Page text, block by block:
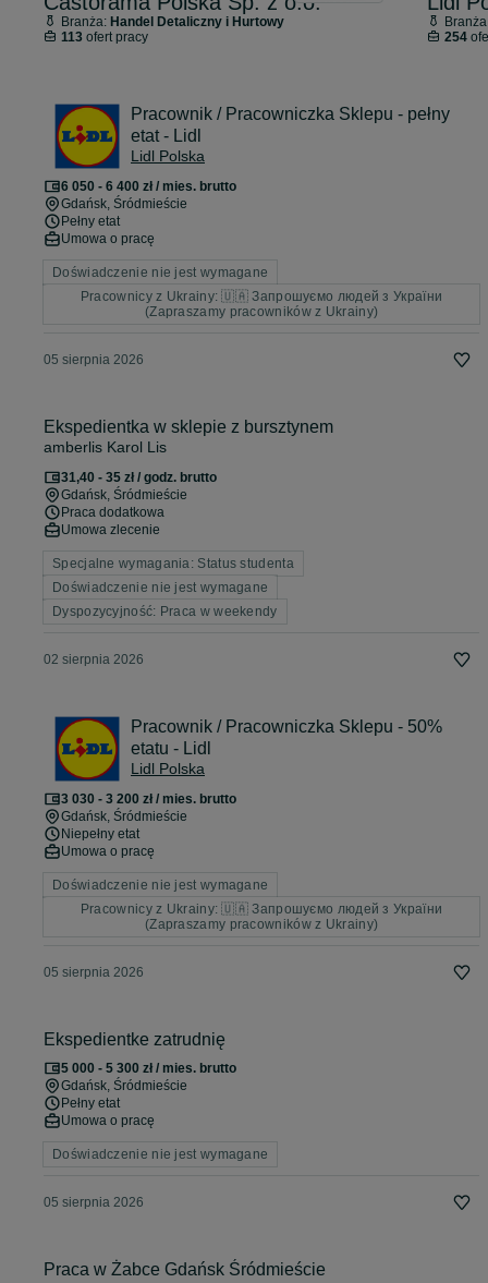
Branża: Handel Detaliczny i Hurtowy
113ofert pracy
254
Pracownik / Pracowniczka Sklepu - pełny
etat - Lidl
Lidl Polska
6 050 - 6 400 zł / mies. brutto
Gdańsk, Śródmieście
Pełny etat
Umowa o pracę
Doświadczenie nie jest wymagane
Pracownicy z Ukrainy: 🇺🇦 Запрошуємо людей з України
(Zapraszamy pracowników z Ukrainy)
05 sierpnia 2026
Ekspedientka w sklepie z bursztynem
amberlis Karol Lis
31,40 - 35 zł / godz. brutto
Gdańsk, Śródmieście
Praca dodatkowa
Umowa zlecenie
Specjalne wymagania: Status studenta
Doświadczenie nie jest wymagane
Dyspozycyjność: Praca w weekendy
02 sierpnia 2026
Pracownik / Pracowniczka Sklepu - 50%
etatu - Lidl
Lidl Polska
3 030 - 3 200 zł / mies. brutto
Gdańsk, Śródmieście
Niepełny etat
Umowa o pracę
Doświadczenie nie jest wymagane
Pracownicy z Ukrainy: 🇺🇦 Запрошуємо людей з України
(Zapraszamy pracowników z Ukrainy)
05 sierpnia 2026
Ekspedientke zatrudnię
5 000 - 5 300 zł / mies. brutto
Gdańsk, Śródmieście
Pełny etat
Umowa o pracę
Doświadczenie nie jest wymagane
05 sierpnia 2026
Praca w Żabce Gdańsk Śródmieście